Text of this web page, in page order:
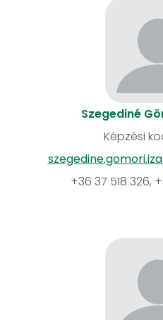
Szegediné
Képzési
+36 37 518 326,